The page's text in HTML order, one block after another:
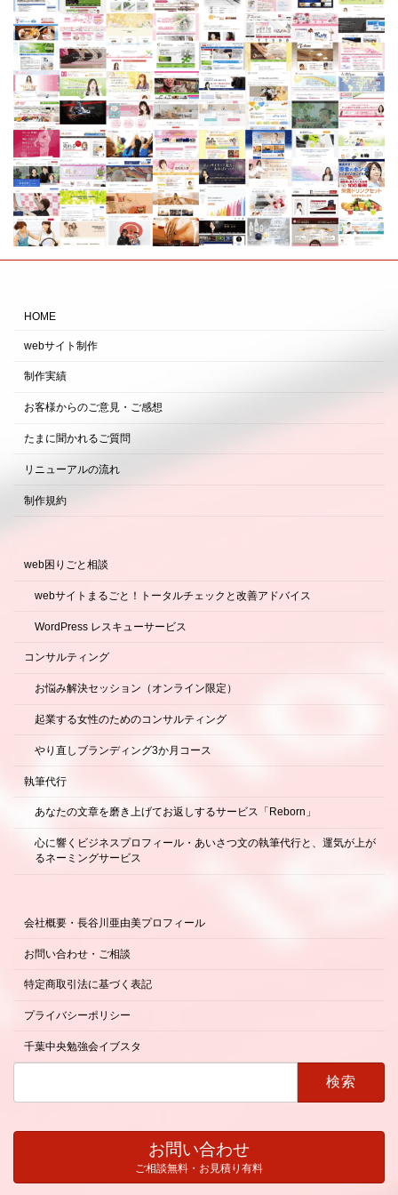
HOME
webサイト制作
制作実績
お客様からのご意見・ご感想
たまに聞かれるご質問
リニューアルの流れ
制作規約
web困りごと相談
webサイトまるごと！トータルチェックと改善アドバイス
WordPress レスキューサービス
コンサルティング
お悩み解決セッション（オンライン限定）
起業する女性のためのコンサルティング
やり直しブランディング3か月コース
執筆代行
あなたの文章を磨き上げてお返しするサービス「Reborn」
心に響くビジネスプロフィール・あいさつ文の執筆代行と、運気が上が
るネーミングサービス
会社概要・長谷川亜由美プロフィール
お問い合わせ・ご相談
特定商取引法に基づく表記
プライバシーポリシー
千葉中央勉強会イブスタ
お問い合わせ
ご相談無料・お見積り有料